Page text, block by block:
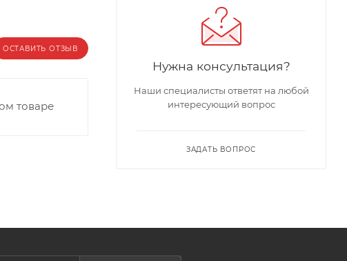
ОСТАВИТЬ ОТЗЫВ
товаре
Нужна консультация?
Наши специалисты ответят на любой
интересующий вопрос
ЗАДАТЬ ВОПРОС